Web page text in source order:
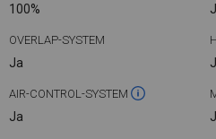
100%
OVERLAP-SYSTEM
Ja
AIR-CONTROL-SYSTEM
Ja